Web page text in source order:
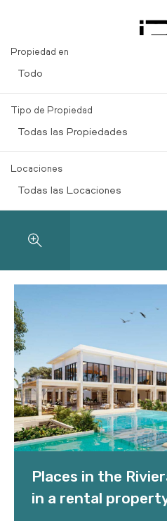
Propiedad en
Todo
Tipo de Propiedad
Todas las Propiedades
Locaciones
Todas las Locaciones
Places in the
in a rental